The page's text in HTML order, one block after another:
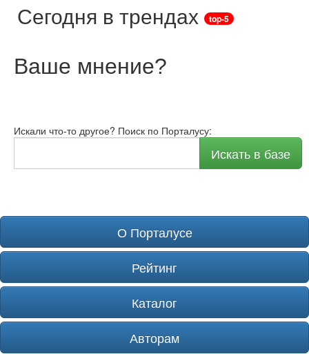
Сегодня в трендах
top-5
Ваше мнение?
Искали что-то другое? Поиск по Порталусу:
Искать в базе
О Порталусе
Рейтинг
Каталог
Авторам